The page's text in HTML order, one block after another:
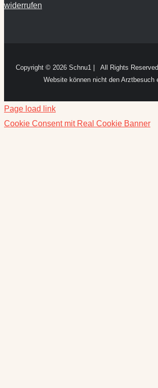
widerrufen
Copyright © 2026 Schnu1 | All Rights
Website können nicht den Arztbesuch
Page load link
Cookie Consent mit Real Cookie Banner